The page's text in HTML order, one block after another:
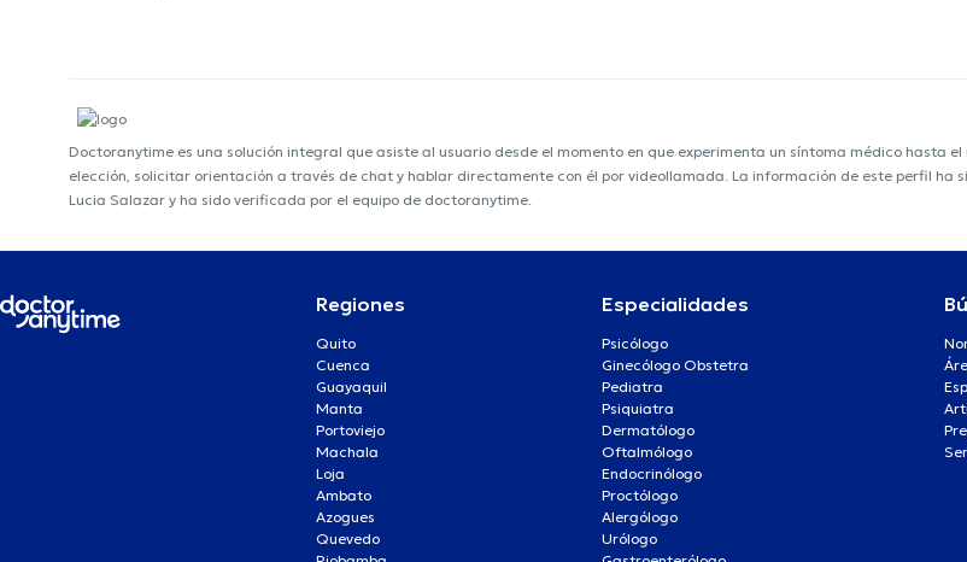
Doctoranytime es una solución integral que asiste al usuario desde el momento en que experimenta un síntoma médico hasta
elección, solicitar orientación a través de chat y hablar directamente con él por videollamada. La información de este perfil ha
Lucia Salazar y ha sido verificada por el equipo de doctoranytime.
Regiones
Quito
Cuenca
Guayaquil
Manta
Portoviejo
Machala
Loja
Ambato
Azogues
Quevedo
Especialidades
Psicólogo
Ginecólogo Obstetra
Pediatra
Psiquiatra
Dermatólogo
Oftalmólogo
Endocrinólogo
Proctólogo
Alergólogo
Urólogo